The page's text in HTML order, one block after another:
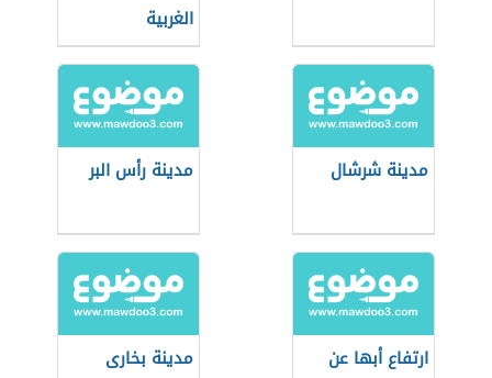
الغربية
مدينة شرشال مدينة رأس البر
ارتفاع أبها عن
مدينة بخارى